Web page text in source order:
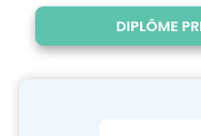
DIPLÔME
COMMERCE & MANAGEMENT
INFOS MÉTIERS